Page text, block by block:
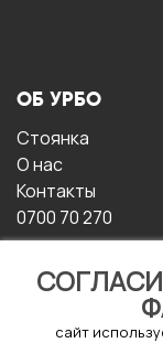
сайт
ОБ УРБО
Стоянка
О нас
Контакты
0700 70 270